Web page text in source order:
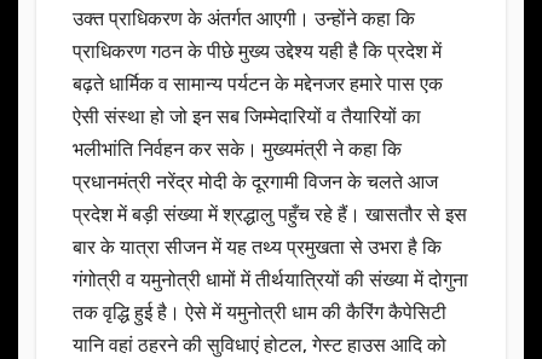
उक्त प्राधिकरण के अंतर्गत आएगी। उन्होंने कहा कि
प्राधिकरण गठन के पीछे मुख्य उद्देश्य यही है कि प्रदेश में
बढ़ते धार्मिक व सामान्य पर्यटन के मद्देनजर हमारे पास एक
ऐसी संस्था हो जो इन सब जिम्मेदारियों व तैयारियों का
भलीभांति निर्वहन कर सके। मुख्यमंत्री ने कहा कि
प्रधानमंत्री नरेंद्र मोदी के दूरगामी विजन के चलते आज
प्रदेश में बड़ी संख्या में श्रद्धालु पहुँच रहे हैं। खासतौर से इस
बार के यात्रा सीजन में यह तथ्य प्रमुखता से उभरा है कि
गंगोत्री व यमुनोत्री धामों में तीर्थयात्रियों की संख्या में दोगुना
तक वृद्धि हुई है। ऐसे में यमुनोत्री धाम की कैरिंग कैपेसिटी
यानि वहां ठहरने की सुविधाएं होटल, गेस्ट हाउस आदि को